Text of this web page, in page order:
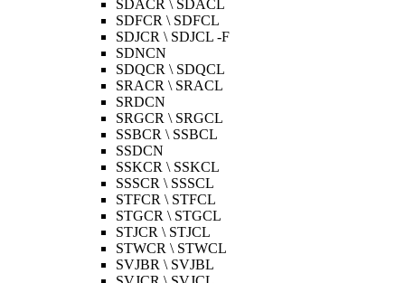
SDACR \ SDACL
SDFCR \ SDFCL
SDJCR \ SDJCL -F
SDNCN
SDQCR \ SDQCL
SRACR \ SRACL
SRDCN
SRGCR \ SRGCL
SSBCR \ SSBCL
SSDCN
SSKCR \ SSKCL
SSSCR \ SSSCL
STFCR \ STFCL
STGCR \ STGCL
STJCR \ STJCL
STWCR \ STWCL
SVJBR \ SVJBL